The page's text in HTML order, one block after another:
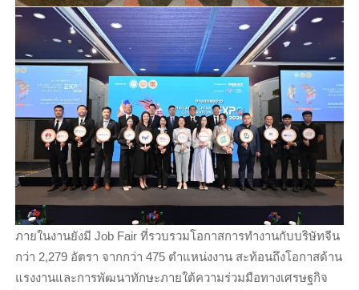
ภายในงานยังมี Job Fair ที่รวบรวมโอกาสการทำงานกับบริษัทจีน
กว่า 2,279 อัตรา จากกว่า 475 ตำแหน่งงาน สะท้อนถึงโอกาสด้าน
แรงงานและการพัฒนาทักษะภายใต้ความร่วมมือทางเศรษฐกิจ